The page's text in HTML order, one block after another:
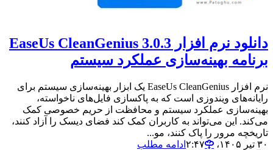
دانلود نرم افزار EaseUs CleanGenius 3.0.3
برنامه بهینه‌سازی عملکرد سیستم
نرم افزار EaseUs CleanGenius یک ابزار بهینه‌سازی سیستم برای
رایانه‌های ویندوزی است که به پاکسازی فایل‌های ناخواسته،
بهینه‌سازی عملکرد سیستم و محافظت از حریم خصوصی کمک
می‌کند. این می‌تواند به کاربران کمک کند فضای دیسک را آزاد کنند،
تاریخچه مرور را پاک کنند، مو...
۳۰ تیر ۱۴۰۵،‏ ۲:۴۷
ادامه مطلب